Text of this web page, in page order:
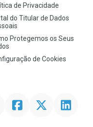
de Privacidade
do Titular de Dados
Protegemos os Seus
de Cookies
FacebookTwitter Linkedin